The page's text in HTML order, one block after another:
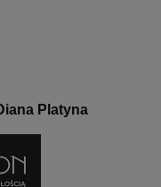
Platyna